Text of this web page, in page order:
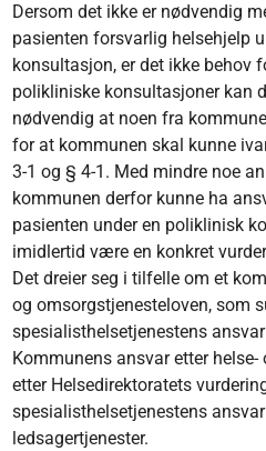
Dersom det ikke er nødvendig
pasienten forsvarlig helsehjelp
konsultasjon, er det ikke behov
polikliniske konsultasjoner kan
nødvendig at noen fra
for at kommunen skal kunne
3-1 og § 4-1. Med mindre noe
kommunen derfor kunne ha
pasienten under en poliklinisk
imidlertid være en konkret
Det dreier seg i tilfelle om et
og omsorgstjenesteloven, som
spesialisthelsetjenestens
Kommunens ansvar etter
etter Helsedirektoratets
spesialisthelsetjenestens
ledsagertjenester.